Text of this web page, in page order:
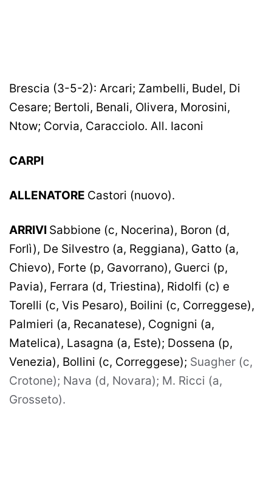
Brescia (3-5-2): Arcari; Zambelli, Budel, Di
Cesare; Bertoli, Benali, Olivera, Morosini,
Ntow; Corvia, Caracciolo. All. Iaconi
CARPI
ALLENATORE Castori (nuovo).
ARRIVI Sabbione (c, Nocerina), Boron (d,
Forlì), De Silvestro (a, Reggiana), Gatto (a,
Chievo), Forte (p, Gavorrano), Guerci (p,
Pavia), Ferrara (d, Triestina), Ridolfi (c) e
Torelli (c, Vis Pesaro), Boilini (c, Correggese),
Palmieri (a, Recanatese), Cognigni (a,
Matelica), Lasagna (a, Este); Dossena (p,
Venezia), Bollini (c, Correggese); Suagher (c,
Crotone); Nava (d, Novara); M. Ricci (a,
Grosseto).